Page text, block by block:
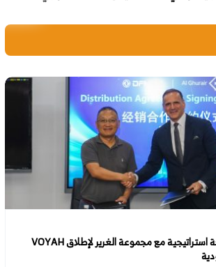
دونغ فينغ توقّع شراكة استراتيجية مع مجموعة الغرير لإطلاق VOYAH